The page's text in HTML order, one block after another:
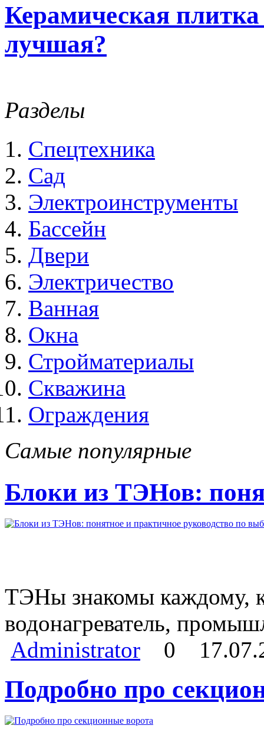
Керамическая
лучшая?
Разделы
Спецтехника
Сад
Электроинструменты
Бассейн
Двери
Электричество
Ванная
Окна
Стройматериалы
Скважина
Ограждения
Самые популярные
Блоки из ТЭНов:
ТЭНы знакомы каждому,
водонагреватель,
Administrator
0
Подробно про